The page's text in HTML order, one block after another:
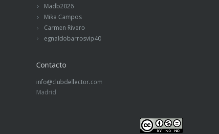
Madb2026
Mika Campos
Carmen Rivero
egnaldobarrosvip40
Contacto
info@clubdellector.com
Madrid